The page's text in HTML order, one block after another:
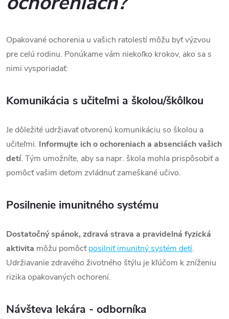
Opakované ochorenia u vašich ratolestí môžu byť výzvou
pre celú rodinu. Ponúkame vám niekoľko krokov, ako sa s
nimi vysporiadať:
Komunikácia s učiteľmi a školou/škôlkou
Je dôležité udržiavať otvorenú komunikáciu so školou a
učiteľmi. Informujte ich o ochoreniach a absenciách vašich
detí. Tým umožníte, aby sa napr. škola mohla prispôsobiť a
pomôcť vašim deťom zvládnuť zameškané učivo.
Posilnenie imunitného systému
Dostatočný spánok, zdravá strava a pravidelná fyzická
aktivita môžu pomôcťposilniť imunitný systém detí.
Udržiavanie zdravého životného štýlu je kľúčom k zníženiu
rizika opakovaných ochorení.
Návšteva lekára - odborníka